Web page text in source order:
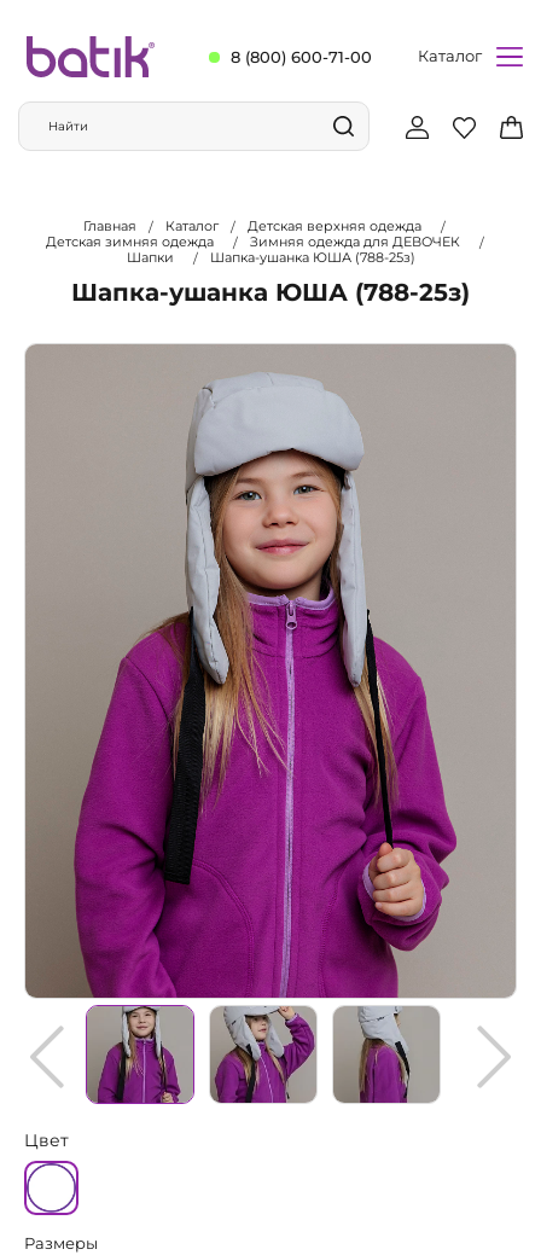
8 (800) 600-71-00 Каталог
Главная Каталог
Детская верхняя одежда
Детская зимняя одежда
Зимняя одежда для ДЕВОЧЕК
Шапки
Шапка-ушанка ЮША (788-25з)
Шапка-ушанка ЮША (788-25з)
Цвет
Размеры